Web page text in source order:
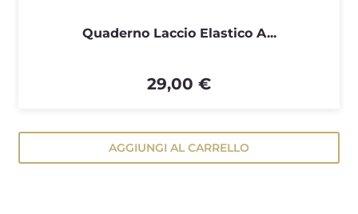
Quaderno Laccio Elastico A...
29,00 €
AGGIUNGI AL CARRELLO